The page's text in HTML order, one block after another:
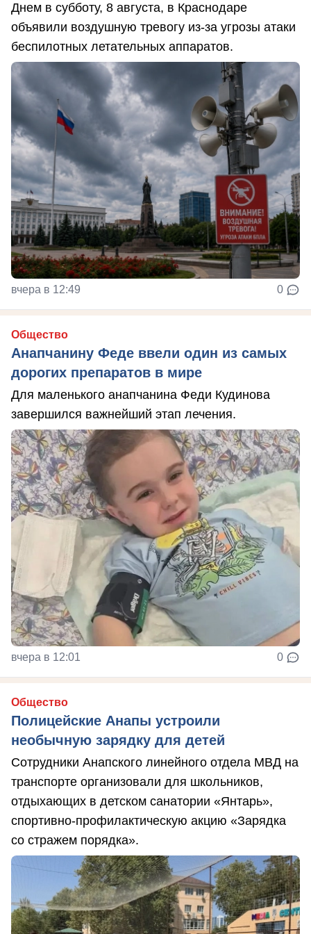
Днем в субботу, 8 августа, в Краснодаре
объявили воздушную тревогу из-за угрозы атаки
беспилотных летательных аппаратов.
вчера в 12:49 0
Общество
Анапчанину Феде ввели один из самых
дорогих препаратов в мире
Для маленького анапчанина Феди Кудинова
завершился важнейший этап лечения.
вчера в 12:01 0
Общество
Полицейские Анапы устроили
необычную зарядку для детей
Сотрудники Анапского линейного отдела МВД на
транспорте организовали для школьников,
отдыхающих в детском санатории «Янтарь»,
спортивно-профилактическую акцию «Зарядка
со стражем порядка».